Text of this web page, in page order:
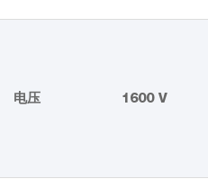
电压 1600 V